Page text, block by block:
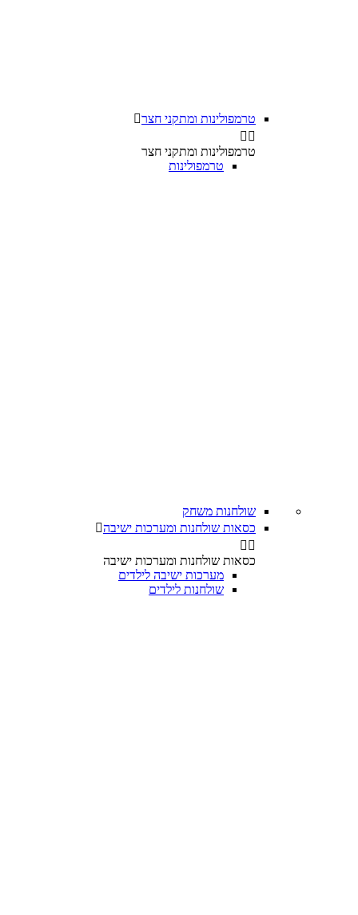
טרמפולינות ומתקני חצר
 
טרמפולינות ומתקני חצר
טרמפולינות
שולחנות משחק
כסאות שולחנות ומערכות ישיבה
 
כסאות שולחנות ומערכות ישיבה
מערכות ישיבה לילדים
שולחנות לילדים